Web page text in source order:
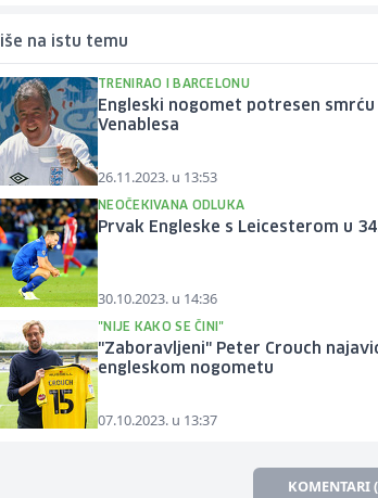
na istu temu
TRENIRAO I BARCELONU
Engleski nogomet potresen
Venablesa
26.11.2023. u 13:53
NEOČEKIVANA ODLUKA
Prvak Engleske s Leicesterom u
30.10.2023. u 14:36
"NIJE KAKO SE ČINI"
"Zaboravljeni" Peter Crouch
engleskom nogometu
07.10.2023. u 13:37
KOMENTARI